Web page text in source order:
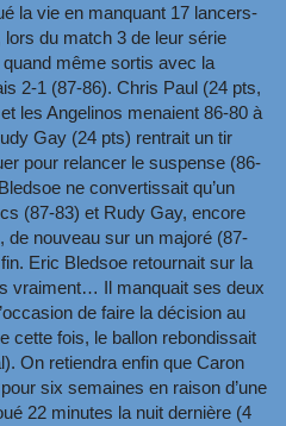
la vie en manquant 17 lancers-
du match 3 de leur série
même sortis avec la
2-1 (87-86). Chris Paul (24 pts,
les Angelinos menaient 86-80 à
Gay (24 pts) rentrait un tir
pour relancer le suspense (86-
ne convertissait qu’un
(87-83) et Rudy Gay, encore
de nouveau sur un majoré (87-
Eric Bledsoe retournait sur la
vraiment… Il manquait ses deux
de faire la décision au
cette fois, le ballon rebondissait
On retiendra enfin que Caron
six semaines en raison d’une
22 minutes la nuit dernière (4